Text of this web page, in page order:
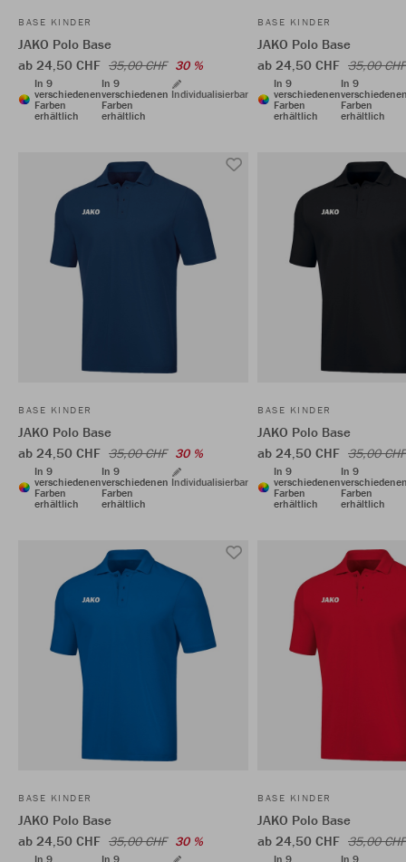
BASE KINDER
JAKO Polo Base
ab 24,50 CHF 35,00 CHF 30 %
In 9
verschiedenen
Farben
erhältlich
In 9
verschiedenen
Farben
erhältlich
Individualisierbar
BASE KINDER
JAKO Polo Base
ab 24,50 CHF 35,00 CHF
In 9
verschiedenen
Farben
erhältlich
In 9
Farben
erhältlich
BASE KINDER
JAKO Polo Base
ab 24,50 CHF 35,00 CHF 30 %
In 9
verschiedenen
Farben
erhältlich
In 9
verschiedenen
Farben
erhältlich
Individualisierbar
BASE KINDER
JAKO Polo Base
ab 24,50 CHF 35,00 CHF
In 9
verschiedenen
Farben
erhältlich
In 9
Farben
erhältlich
BASE KINDER
JAKO Polo Base
ab 24,50 CHF 35,00 CHF 30 %
In 9 In 9
BASE KINDER
JAKO Polo Base
ab 24,50 CHF 35,00 CHF
In 9 In 9